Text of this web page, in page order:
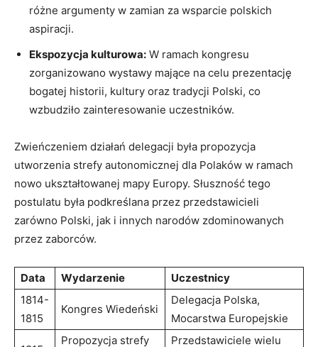
różne argumenty w zamian za wsparcie polskich
aspiracji.
Ekspozycja kulturowa: W ramach kongresu
zorganizowano wystawy mające na celu prezentację
bogatej historii, kultury oraz tradycji Polski, co
wzbudziło zainteresowanie uczestników.
Zwieńczeniem działań delegacji była propozycja
utworzenia strefy autonomicznej dla Polaków w ramach
nowo ukształtowanej mapy Europy. Słuszność tego
postulatu była podkreślana przez przedstawicieli
zarówno Polski, jak i innych narodów zdominowanych
przez zaborców.
Data Wydarzenie
Uczestnicy
1814-
1815
Kongres Wiedeński
Delegacja Polska,
Mocarstwa Europejskie
Propozycja strefy Przedstawiciele wielu